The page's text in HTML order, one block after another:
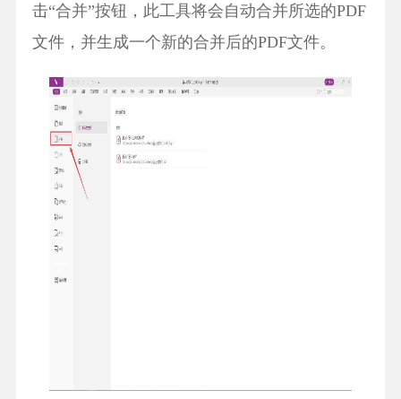
击“合并”按钮，此工具将会自动合并所选的PDF
文件，并生成一个新的合并后的PDF文件。